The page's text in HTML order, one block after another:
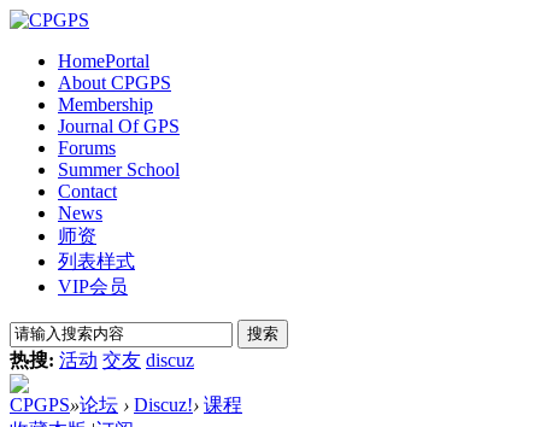
HomePortal
About CPGPS
Membership
Journal Of GPS
Forums
Summer School
Contact
News
师资
列表样式
VIP会员
搜索
热搜: 活动 交友 discuz
CPGPS»论坛 › Discuz!› 课程